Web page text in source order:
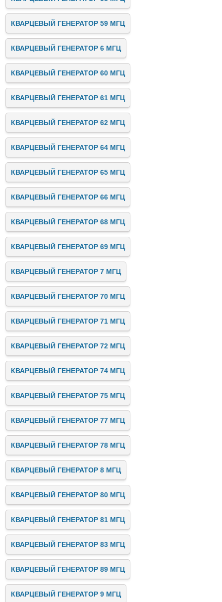
КВАРЦЕВЫЙ ГЕНЕРАТОР 59 МГЦ
КВАРЦЕВЫЙ ГЕНЕРАТОР 6 МГЦ
КВАРЦЕВЫЙ ГЕНЕРАТОР 60 МГЦ
КВАРЦЕВЫЙ ГЕНЕРАТОР 61 МГЦ
КВАРЦЕВЫЙ ГЕНЕРАТОР 62 МГЦ
КВАРЦЕВЫЙ ГЕНЕРАТОР 64 МГЦ
КВАРЦЕВЫЙ ГЕНЕРАТОР 65 МГЦ
КВАРЦЕВЫЙ ГЕНЕРАТОР 66 МГЦ
КВАРЦЕВЫЙ ГЕНЕРАТОР 68 МГЦ
КВАРЦЕВЫЙ ГЕНЕРАТОР 69 МГЦ
КВАРЦЕВЫЙ ГЕНЕРАТОР 7 МГЦ
КВАРЦЕВЫЙ ГЕНЕРАТОР 70 МГЦ
КВАРЦЕВЫЙ ГЕНЕРАТОР 71 МГЦ
КВАРЦЕВЫЙ ГЕНЕРАТОР 72 МГЦ
КВАРЦЕВЫЙ ГЕНЕРАТОР 74 МГЦ
КВАРЦЕВЫЙ ГЕНЕРАТОР 75 МГЦ
КВАРЦЕВЫЙ ГЕНЕРАТОР 77 МГЦ
КВАРЦЕВЫЙ ГЕНЕРАТОР 78 МГЦ
КВАРЦЕВЫЙ ГЕНЕРАТОР 8 МГЦ
КВАРЦЕВЫЙ ГЕНЕРАТОР 80 МГЦ
КВАРЦЕВЫЙ ГЕНЕРАТОР 81 МГЦ
КВАРЦЕВЫЙ ГЕНЕРАТОР 83 МГЦ
КВАРЦЕВЫЙ ГЕНЕРАТОР 89 МГЦ
КВАРЦЕВЫЙ ГЕНЕРАТОР 9 МГЦ